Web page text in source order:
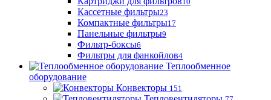
Кассетные фильтры23
Компактные фильтры17
Панельные фильтры9
Фильтр-боксы6
Фильтры для фанкойлов4
Теплообменное
оборудование
Конвекторы 151